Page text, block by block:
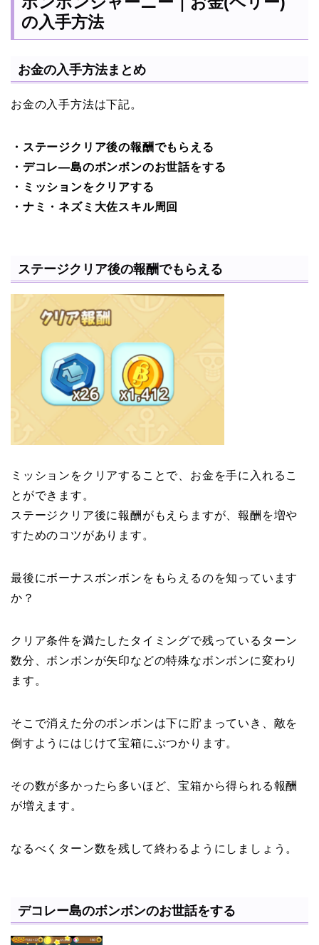
の入手方法
お金の入手方法まとめ
お金の入手方法は下記。
・ステージクリア後の報酬でもらえる
・デコレ―島のボンボンのお世話をする
・ミッションをクリアする
・ナミ・ネズミ大佐スキル周回
ステージクリア後の報酬でもらえる
ミッションをクリアすることで、お金を手に入れるこ
とができます。
ステージクリア後に報酬がもえらますが、報酬を増や
すためのコツがあります。
最後にボーナスボンボンをもらえるのを知っています
か？
クリア条件を満たしたタイミングで残っているターン
数分、ボンボンが矢印などの特殊なボンボンに変わり
ます。
そこで消えた分のボンボンは下に貯まっていき、敵を
倒すようにはじけて宝箱にぶつかります。
その数が多かったら多いほど、宝箱から得られる報酬
が増えます。
なるべくターン数を残して終わるようにしましょう。
デコレー島のボンボンのお世話をする